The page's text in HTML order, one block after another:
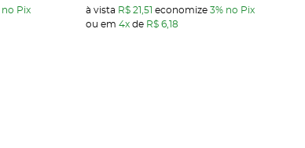
no Pix
à vista R$ 21,51 economize 3% no Pix
ou em 4xde R$ 6,18